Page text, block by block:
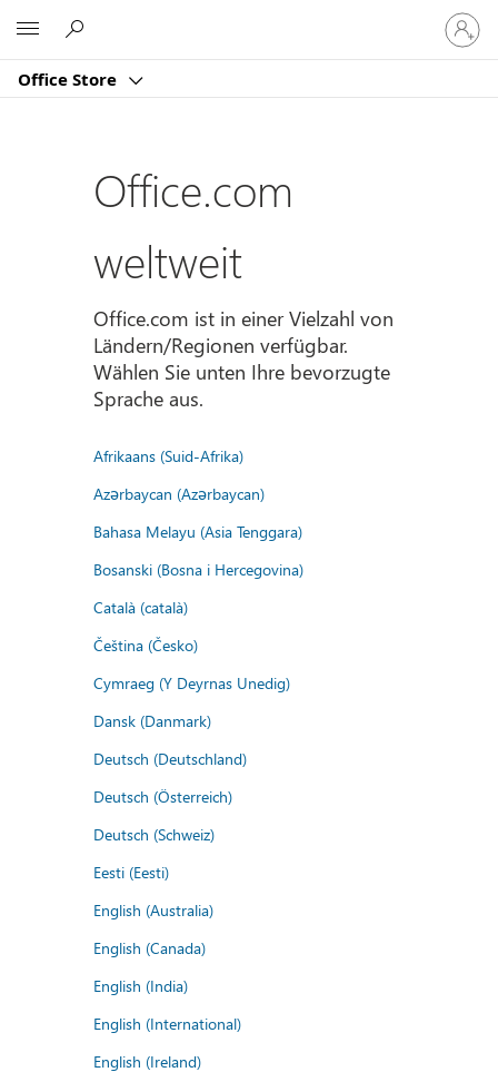
Office Store
Bei
Ihrem
Konto
Office.com
weltweit
Office.com ist in einer Vielzahl von
Ländern/Regionen verfügbar.
Wählen Sie unten Ihre bevorzugte
Sprache aus.
Afrikaans (Suid-Afrika)
Azərbaycan (Azərbaycan)
Bahasa Melayu (Asia Tenggara)
Bosanski (Bosna i Hercegovina)
Català (català)
Čeština (Česko)
Cymraeg (Y Deyrnas Unedig)
Dansk (Danmark)
Deutsch (Deutschland)
Deutsch (Österreich)
Deutsch (Schweiz)
Eesti (Eesti)
English (Australia)
English (Canada)
English (India)
English (International)
English (Ireland)